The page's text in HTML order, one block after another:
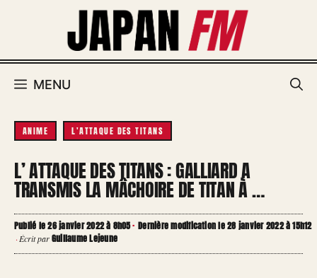
MENU
ANIME L'ATTAQUE DES TITANS
L’ ATTAQUE DES TITANS : GALLIARD A
TRANSMIS LA MÂCHOIRE DE TITAN À …
Publié le 26 janvier 2022 à 8h05· Dernière modification le 28 janvier 2022 à 15h12
·Écrit parGuillaume Lejeune